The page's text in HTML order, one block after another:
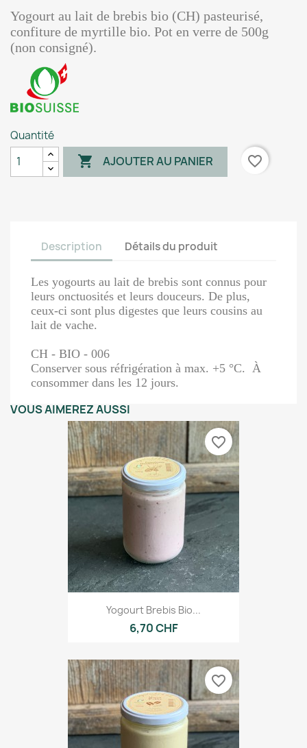
Yogourt au lait de brebis bio (CH) pasteurisé,
confiture de myrtille bio. Pot en verre de 500g
(non consigné).
Quantité
 AJOUTER AU PANIER favorite_border
Description Détails du produit
Les yogourts au lait de brebis sont connus pour
leurs onctuosités et leurs douceurs. De plus,
ceux-ci sont plus digestes que leurs cousins au
lait de vache.
CH - BIO - 006
Conserver sous réfrigération à max. +5 °C. À
consommer dans les 12 jours.
VOUS AIMEREZ AUSSI
Yogourt Brebis Bio...
6,70 CHF
favorite_border
favorite_border